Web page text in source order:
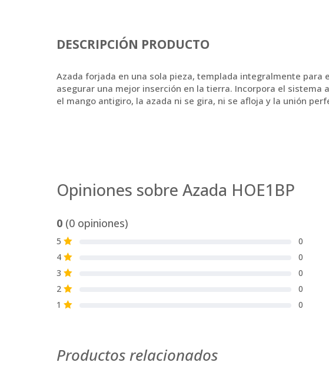
DESCRIPCIÓN PRODUCTO
Azada forjada en una sola pieza, templada integralmente
asegurar una mejor inserción en la tierra. Incorpora el sistema
el mango antigiro, la azada ni se gira, ni se afloja y la unión
Opiniones sobre Azada HOE1BP
0 (0 opiniones)
5 S
0
4 S
0
3 S
0
2 S
0
1 S 0
Productos relacionados